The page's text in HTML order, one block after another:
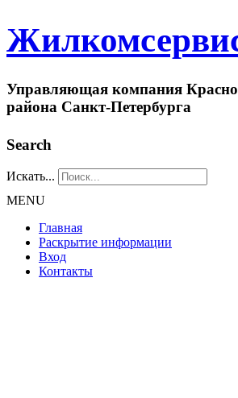
Управляющая компания
района Санкт-Петербурга
Search
Искать...
MENU
Главная
Раскрытие информации
Вход
Контакты